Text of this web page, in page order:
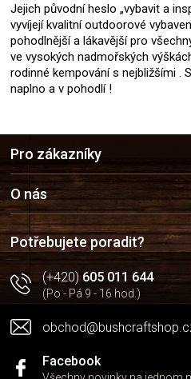
Jejich původní heslo „vybavit a
vyvíjejí kvalitní outdoorové
pohodlnější a lákavější pro
ve vysokých nadmořských
rodinné kempování s nejbližšími .
naplno a v pohodlí !
a
t
í
Pro zákazníky
O nás
Potřebujete poradit?
(+420)605 011 644
(Po - Pá 9 - 16 hod.)
Facebook